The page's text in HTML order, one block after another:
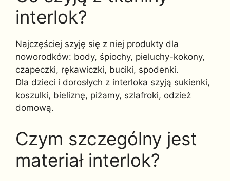
interlok?
Najczęściej szyję się z niej produkty dla
noworodków: body, śpiochy, pieluchy-kokony,
czapeczki, rękawiczki, buciki, spodenki.
Dla dzieci i dorosłych z interloka szyją sukienki,
koszulki, bieliznę, piżamy, szlafroki, odzież
domową.
Czym szczególny jest
materiał interlok?